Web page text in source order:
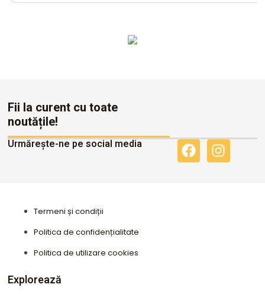
Fii la curent cu toate
noutățile!
Urmărește-ne pe social media
F
a
I
n
Termeni și condiții
Politica de confidențialitate
Politica de utilizare cookies
Explorează